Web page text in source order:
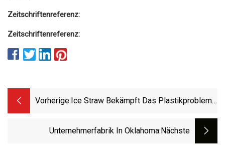
Zeitschriftenreferenz:
Zeitschriftenreferenz:
Vorherige: Ice Straw Bekämpft Das Plastikproblem
Unternehmerfabrik In Oklahoma:nächste